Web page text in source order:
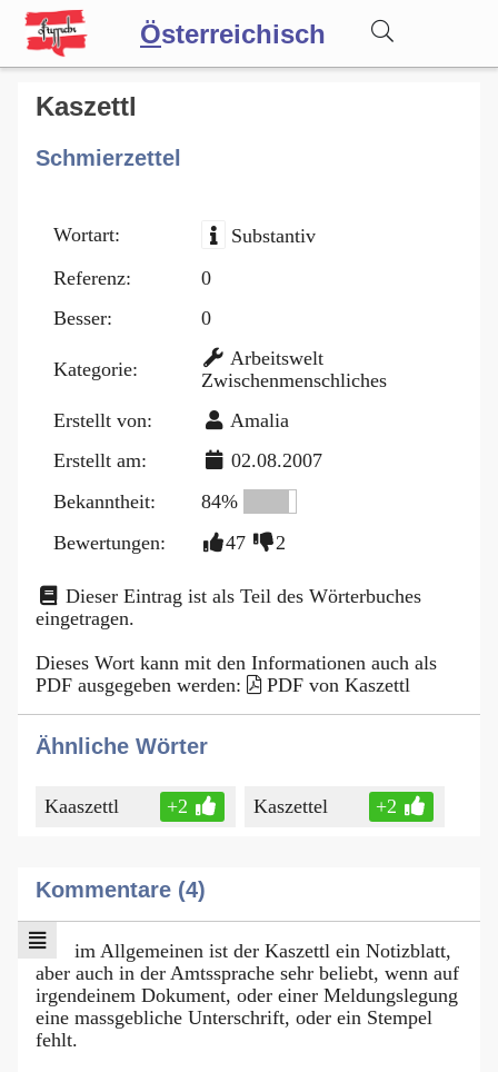
Österreichisch
Wörterbuch
Forum
Blog
Kaszettl
Schmierzettel
Wortart:
Substantiv
Referenz:
0
Besser:
0
Kategorie:
Arbeitswelt
Zwischenmenschliches
Erstellt von:
Amalia
Erstellt am:
02.08.2007
Bekanntheit:
84%
Bewertungen:
47 2
Dieser Eintrag ist als Teil des Wörterbuches
eingetragen.
Dieses Wort kann mit den Informationen auch als
PDF ausgegeben werden:
PDF von Kaszettl
Ähnliche Wörter
Kaaszettl +2 Kaszettel +2
Kommentare (4)
im Allgemeinen ist der Kaszettl ein Notizblatt,
aber auch in der Amtssprache sehr beliebt, wenn auf
irgendeinem Dokument, oder einer Meldungslegung
eine massgebliche Unterschrift, oder ein Stempel
fehlt.